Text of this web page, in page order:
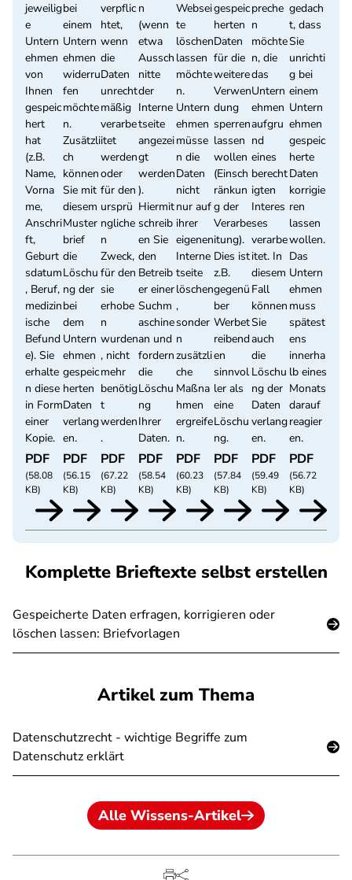
jeweilig
e
Untern
ehmen
von
Ihnen
gespeic
hert
hat
(z.B.
Name,
Vorna
me,
Anschri
ft,
Geburt
sdatum
, Beruf,
medizin
ische
Befund
e). Sie
erhalte
n diese
in Form
einer
Kopie.
PDF
(58.08
KB)
bei
einem
Untern
ehmen
widerru
fen
möchte
n.
Zusätzli
ch
können
Sie mit
diesem
Muster
brief
die
Löschu
ng der
bei
dem
Untern
ehmen
gespeic
herten
Daten
verlang
en.
PDF
(56.15
KB)
verpflic
htet,
wenn
die
Daten
unrecht
mäßig
verarbe
itet
werden
oder
für den
ursprü
ngliche
n
Zweck,
für den
sie
erhobe
n
wurden
, nicht
mehr
benötig
t
werden
.
PDF
(67.22
KB)
n
(wenn
etwa
Aussch
nitte
der
Interne
tseite
angezei
gt
werden
).
Hiermit
schreib
en Sie
den
Betreib
er einer
Suchm
aschine
an und
fordern
die
Löschu
ng
Ihrer
Daten.
PDF
(58.54
KB)
Websei
te
löschen
lassen
möchte
n.
Untern
ehmen
müsse
n die
Daten
nicht
nur auf
ihrer
eigenen
Interne
tseite
löschen
,
sonder
n
zusätzli
che
Maßna
hmen
ergreife
n.
PDF
(60.23
KB)
gespeic
herten
Daten
für die
weitere
Verwen
dung
sperren
lassen
wollen
(Einsch
ränkun
g der
Verarbe
itung).
Dies ist
z.B.
gegenü
ber
Werbet
reibend
en
sinnvol
ler als
eine
Löschu
ng.
PDF
(57.84
KB)
preche
n
möchte
n, die
das
Untern
ehmen
aufgru
nd
eines
berecht
igten
Interes
ses
verarbe
itet. In
diesem
Fall
können
Sie
auch
die
Löschu
ng der
Daten
verlang
en.
PDF
(59.49
KB)
gedach
t, dass
Sie
unrichti
g bei
einem
Untern
ehmen
gespeic
herte
Daten
korrigie
ren
lassen
wollen.
Das
Untern
ehmen
muss
spätest
ens
innerha
lb eines
Monats
darauf
reagier
en.
PDF
(56.72
KB)
Komplette Brieftexte selbst erstellen
Gespeicherte Daten erfragen, korrigieren oder
löschen lassen: Briefvorlagen
Artikel zum Thema
Datenschutzrecht - wichtige Begriffe zum
Datenschutz erklärt
Alle Wissens-Artikel